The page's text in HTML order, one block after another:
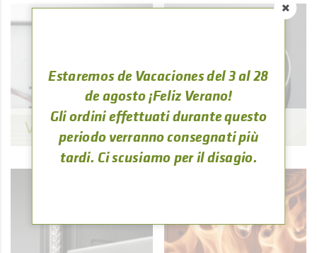
Ventilación Tuberías
Estaremos de Vacaciones del 3 al 28
de agosto ¡Feliz Verano!
Gli ordini effettuati durante questo
periodo verranno consegnati più
tardi. Ci scusiamo per il disagio.